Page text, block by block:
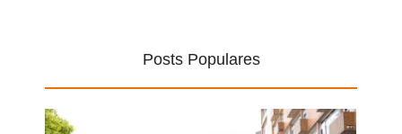
Posts Populares